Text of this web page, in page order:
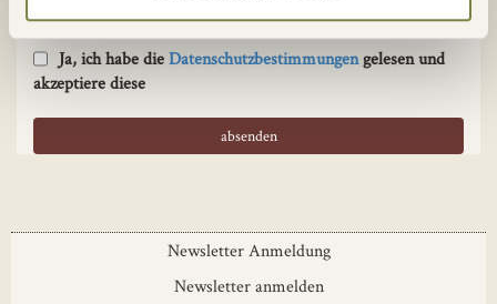
Ja, ich habe dieDatenschutzbestimmungengelesen und
akzeptiere diese
Newsletter Anmeldung
Newsletter anmelden